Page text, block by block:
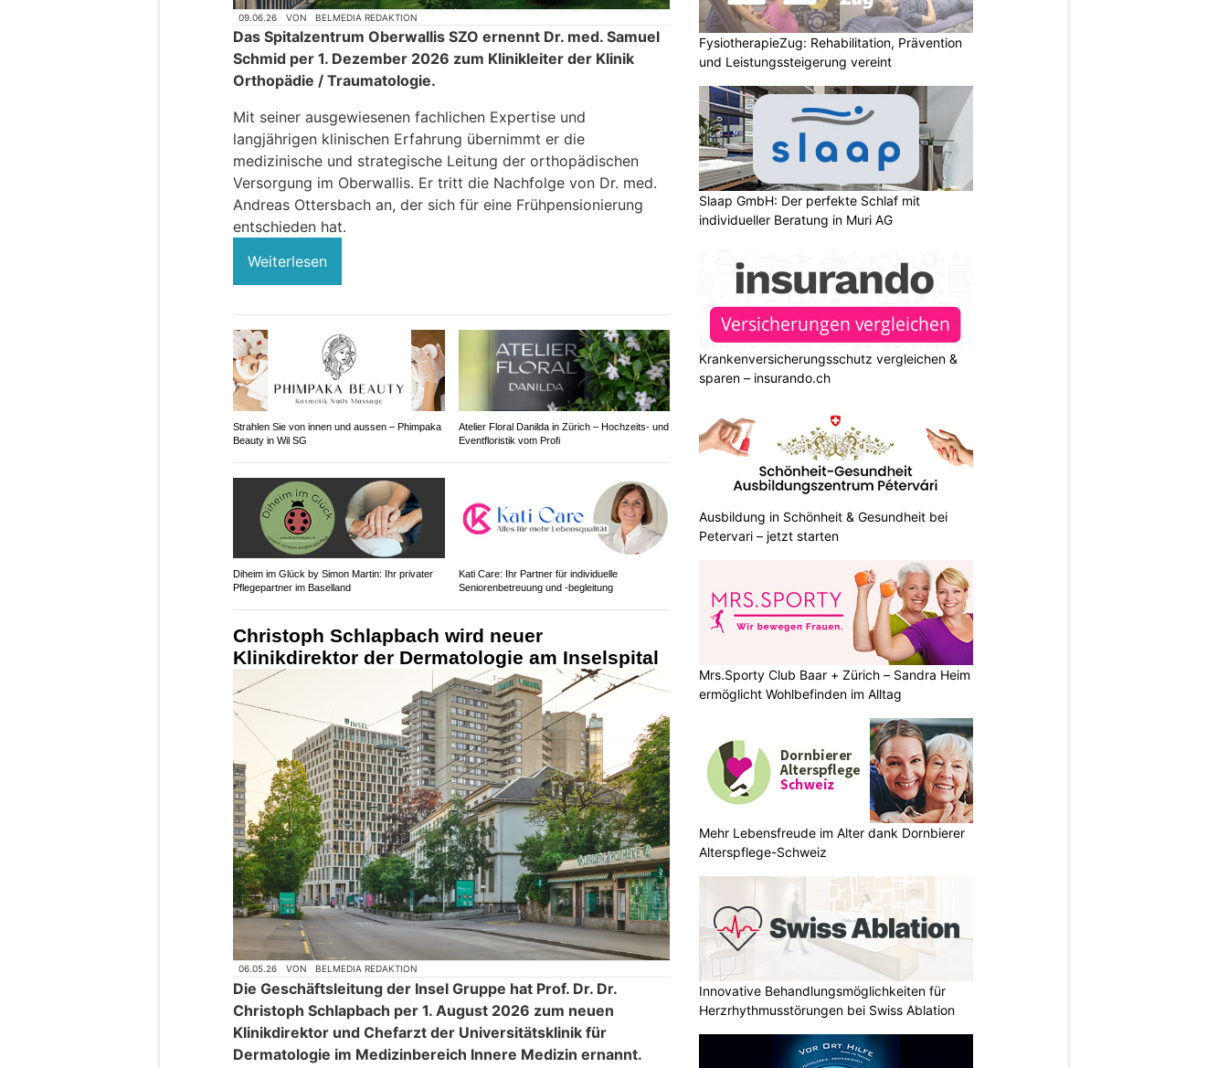
09.06.26 VON BELMEDIA REDAKTION
Das Spitalzentrum Oberwallis SZO ernennt Dr. med. Samuel
Schmid per 1. Dezember 2026 zum Klinikleiter der Klinik
Orthopädie / Traumatologie.
Mit seiner ausgewiesenen fachlichen Expertise und
langjährigen klinischen Erfahrung übernimmt er die
medizinische und strategische Leitung der orthopädischen
Versorgung im Oberwallis. Er tritt die Nachfolge von Dr. med.
Andreas Ottersbach an, der sich für eine Frühpensionierung
entschieden hat.
Weiterlesen
Strahlen Sie von innen und aussen – Phimpaka
Beauty in Wil SG
Atelier Floral Danilda in Zürich – Hochzeits- und
Eventfloristik vom Profi
Diheim im Glück by Simon Martin: Ihr privater
Pflegepartner im Baselland
Kati Care: Ihr Partner für individuelle
Seniorenbetreuung und -begleitung
Christoph Schlapbach wird neuer
Klinikdirektor der Dermatologie am Inselspital
06.05.26 VON BELMEDIA REDAKTION
Die Geschäftsleitung der Insel Gruppe hat Prof. Dr. Dr.
Christoph Schlapbach per 1. August 2026 zum neuen
Klinikdirektor und Chefarzt der Universitätsklinik für
Dermatologie im Medizinbereich Innere Medizin ernannt.
FysiotherapieZug: Rehabilitation, Prävention
und Leistungssteigerung vereint
Slaap GmbH: Der perfekte Schlaf mit
individueller Beratung in Muri AG
Krankenversicherungsschutz vergleichen &
sparen – insurando.ch
Ausbildung in Schönheit & Gesundheit bei
Petervari – jetzt starten
Mrs.Sporty Club Baar + Zürich – Sandra Heim
ermöglicht Wohlbefinden im Alltag
Mehr Lebensfreude im Alter dank Dornbierer
Alterspflege-Schweiz
Innovative Behandlungsmöglichkeiten für
Herzrhythmusstörungen bei Swiss Ablation